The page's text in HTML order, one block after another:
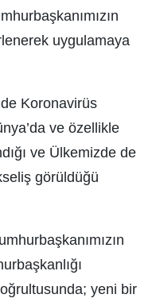
uygulamaya
Koronavirüs
ve özellikle
ve Ülkemizde de
görüldüğü
yeni bir